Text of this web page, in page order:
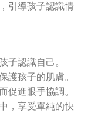
引導孩子認識情
子認識自己。
護孩子的肌膚。
促進眼手協調。
，享受單純的快